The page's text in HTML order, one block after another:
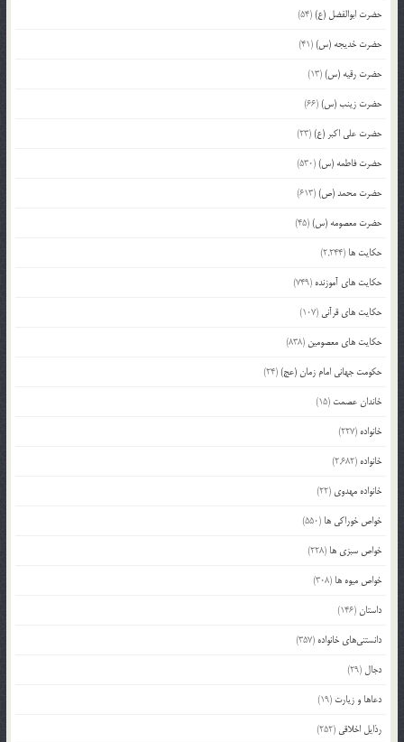
حضرت ابوالفضل (ع)(54)
حضرت خدیجه (س)(41)
حضرت رقیه (س)(13)
حضرت زینب (س)(66)
حضرت علی اکبر (ع)(23)
حضرت فاطمه (س)(530)
حضرت محمد (ص)(613)
حضرت معصومه (س)(45)
حکایت ها (2,244)
حکایت های آموزنده (749)
حکایت های قرآنی (107)
حکایت های معصومین (838)
حکومت جهانی امام زمان (عج)(24)
خاندان عصمت (15)
خانواده (227)
خانواده (2,682)
خانواده مهدوی (22)
خواص خوراکی ها (550)
خواص سبزی ها (228)
خواص میوه ها (308)
داستان(146)
دانستنی‌های خانواده (357)
دجال (29)
دعاها و زیارت (19)
رذایل اخلاقی (252)